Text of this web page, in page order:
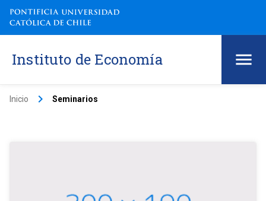
Instituto de Economía
Inicio keyboard_arrow_right Seminarios